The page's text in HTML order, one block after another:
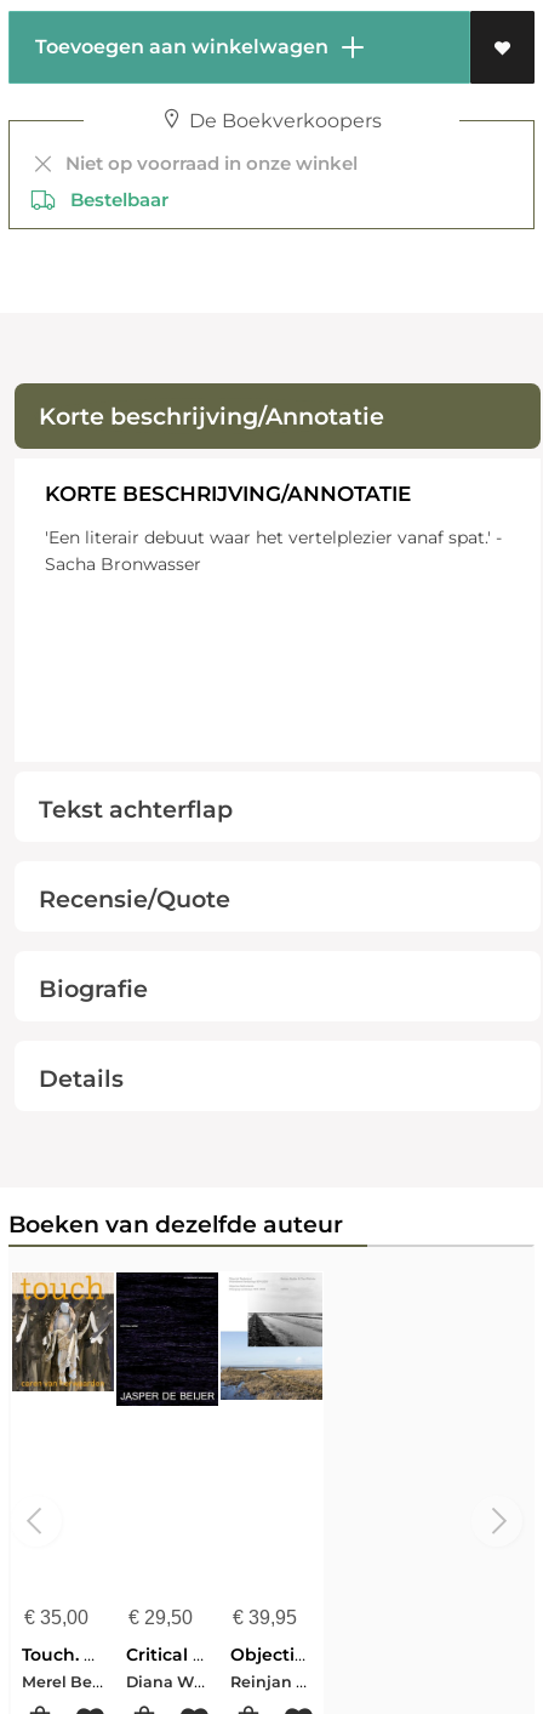
Toevoegen aan winkelwagen
De Boekverkoopers
Niet op voorraad in onze winkel
Bestelbaar
Korte beschrijving/Annotatie
KORTE BESCHRIJVING/ANNOTATIE
'Een literair debuut waar het vertelplezier vanaf spat.' -
Sacha Bronwasser
Tekst achterflap
Recensie/Quote
Biografie
Details
Boeken van dezelfde auteur
€35,00
Touch. Caren van Herwaarden
Merel Bem-Caren van Herwaarden-Gustan Asselbergs-Ludo van Halem
€29,50
Critical Mass. Jasper de Beijer
Diana Wind-Merel Bem-Arnoud van Aalst
€ 39,95
Objectief Nederland
Reinjan Mulder-Cleo Wächter-Merel Bem-Henk Baas-Berno Strootman-Peter Delpeut-Ludo van Halem